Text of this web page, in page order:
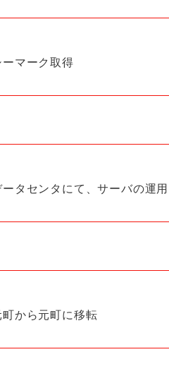
マーク取得
タセンタにて、サーバの運
から元町に移転